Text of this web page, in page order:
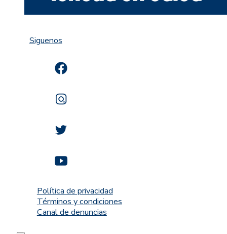
Siguenos
Política de privacidad
Términos y condiciones
Canal de denuncias